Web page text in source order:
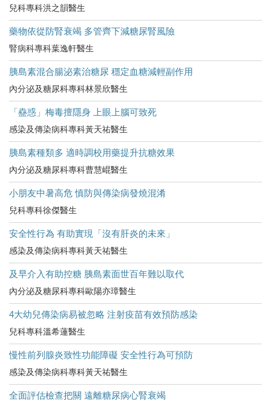
兒科專科洪之韻醫生
藥物依從防腎衰竭 多管齊下減糖尿腎風險
腎病科專科葉逸軒醫生
胰島素混合腸泌素治糖尿 穩定血糖減輕副作用
內分泌及糖尿科專科林景欣醫生
「蠱惑」梅毒擅隱身 上眼上腦可致死
感染及傳染病科專科黃天祐醫生
胰島素種類多 適時調校用藥提升抗糖效果
內分泌及糖尿科專科曹慧崐醫生
小朋友中暑高危​ 慎防與傳染病發燒混淆
兒科專科徐傑醫生
安全性行為 有助實現「沒有肝炎的未來」
感染及傳染病科專科黃天祐醫生
及早介入有助控糖 胰島素面世百年難以取代
內分泌及糖尿科專科歐陽亦璋醫生
4大幼兒傳染病易被忽略 注射疫苗有效預防感染
兒科專科溫希蓮醫生
慢性前列腺炎致性功能障礙 安全性行為可預防
感染及傳染病科專科黃天祐醫生
全面評估檢查把關 遠離糖尿病心腎衰竭